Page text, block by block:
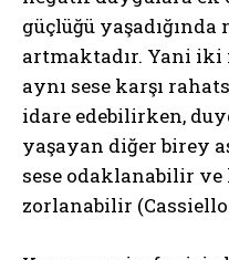
güçlüğü
artmaktadır. Yani
aynı sese karşı
idare edebilirken,
yaşayan diğer birey
sese odaklanabilir
zorlanabilir